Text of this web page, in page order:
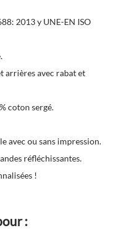
2013 y UNE-EN ISO
arrières avec rabat et
coton sergé.
avec ou sans impression.
réfléchissantes.
!
: